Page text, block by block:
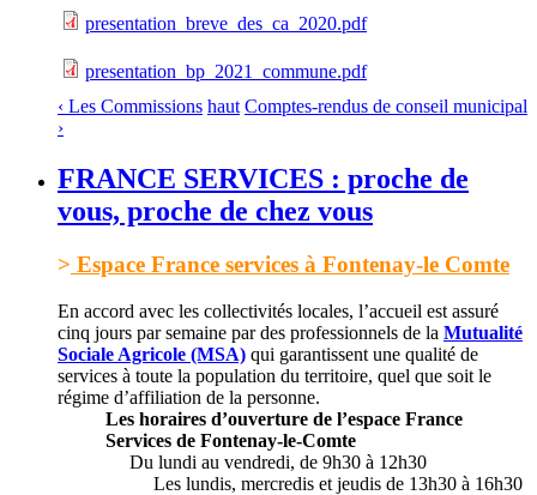
presentation_breve_des_ca_2020.pdf
presentation_bp_2021_commune.pdf
‹ Les Commissions haut Comptes-rendus de conseil municipal
›
FRANCE SERVICES : proche de
vous, proche de chez vous
> Espace France services à Fontenay-le Comte
En accord avec les collectivités locales, l’accueil est assuré
cinq jours par semaine par des professionnels de la Mutualité
Sociale Agricole (MSA) qui garantissent une qualité de
services à toute la population du territoire, quel que soit le
régime d’affiliation de la personne.
Les horaires d’ouverture de l’espace France
Services de Fontenay-le-Comte
Du lundi au vendredi, de 9h30 à 12h30
Les lundis, mercredis et jeudis de 13h30 à 16h30